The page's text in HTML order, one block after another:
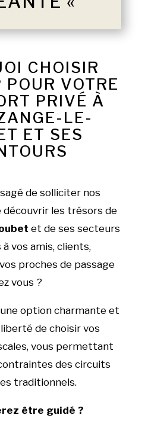
CHOISIR
VOTRE
PRIVÉ À
LE-
ET SES
de solliciter nos
découvrir les trésors de
et de ses secteurs
vos amis, clients,
proches de passage
vous ?
option charmante et
de choisir vos
vous permettant
des circuits
traditionnels.
être guidé ?